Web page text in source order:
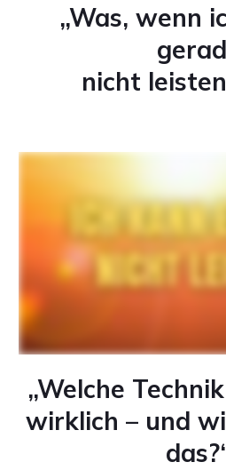
„Was, wenn
nicht
„Welche
wirklich – und